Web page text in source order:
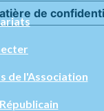
de l'Association
de